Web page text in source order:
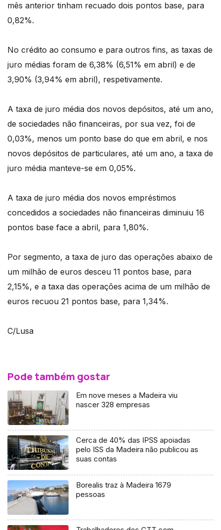
mês anterior tinham recuado dois pontos base, para
0,82%.
No crédito ao consumo e para outros fins, as taxas de
juro médias foram de 6,38% (6,51% em abril) e de
3,90% (3,94% em abril), respetivamente.
A taxa de juro média dos novos depósitos, até um ano,
de sociedades não financeiras, por sua vez, foi de
0,03%, menos um ponto base do que em abril, e nos
novos depósitos de particulares, até um ano, a taxa de
juro média manteve-se em 0,05%.
A taxa de juro média dos novos empréstimos
concedidos a sociedades não financeiras diminuiu 16
pontos base face a abril, para 1,80%.
Por segmento, a taxa de juro das operações abaixo de
um milhão de euros desceu 11 pontos base, para
2,15%, e a taxa das operações acima de um milhão de
euros recuou 21 pontos base, para 1,34%.
C/Lusa
Pode também gostar
Em nove meses a Madeira viu
nascer 328 empresas
Cerca de 40% das IPSS apoiadas
pelo ISS da Madeira não publicou as
suas contas
Borealis traz à Madeira 1679
pessoas